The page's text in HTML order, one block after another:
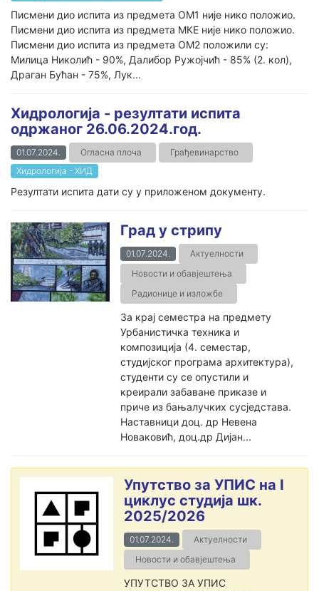
Писмени дио испита из предмета ОМ1 није нико положио.
Писмени дио испита из предмета МКЕ није нико положио.
Писмени дио испита из предмета ОМ2 положили су:
Милица Николић - 90%, Далибор Ружојчић - 85% (2. кол),
Драган Бућан - 75%, Лук...
Хидрологија - резултати испита
одржаног 26.06.2024.год.
01.07.2024. Огласна плоча
Грађевинарство
Хидрологија - ХИД
Резултати испита дати су у приложеном документу.
Град у стрипу
01.07.2024.
Актуелности
Новости и обавјештења
Радионице и изложбе
За крај семестра на предмету
Урбанистичка техника и
композиција (4. семестар,
студијског програма архитектура),
студенти су се опустили и
креирали забаване приказе и
приче из бањалучких сусједстава.
Наставници доц. др Невена
Новаковић, доц.др Дијан...
Упутство за УПИС на I
циклус студија шк.
2025/2026
01.07.2024.
Актуелности
Новости и обавјештења
УПУТСТВО ЗА УПИС